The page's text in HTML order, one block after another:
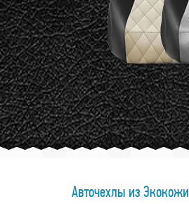
Авточехлы из Экокожи